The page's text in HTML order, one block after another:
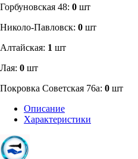
​Горбуновская 48: 0 шт
​Николо-Павловск: 0 шт
Алтайская: 1 шт
Лая: 0 шт
Покровка Советская 76а: 0 шт
Описание
Характеристики